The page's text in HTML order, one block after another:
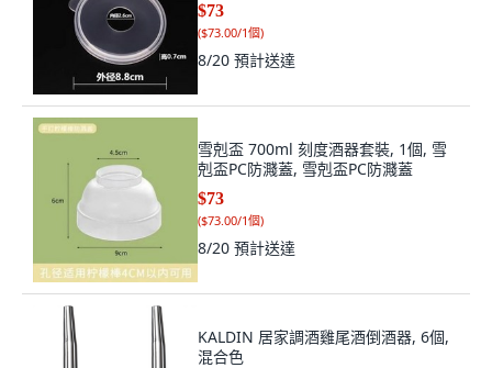
$73
($73.00/1個)
8/20 預計送達
雪剋盃 700ml 刻度酒器套裝, 1個, 雪
剋盃PC防濺蓋, 雪剋盃PC防濺蓋
$73
($73.00/1個)
8/20 預計送達
KALDIN 居家調酒雞尾酒倒酒器, 6個,
混合色